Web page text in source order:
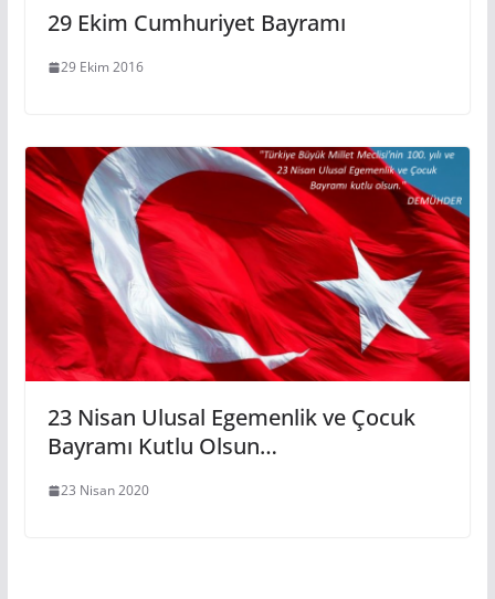
29 Ekim Cumhuriyet Bayramı
29 Ekim 2016
23 Nisan Ulusal Egemenlik ve Çocuk
Bayramı Kutlu Olsun…
23 Nisan 2020